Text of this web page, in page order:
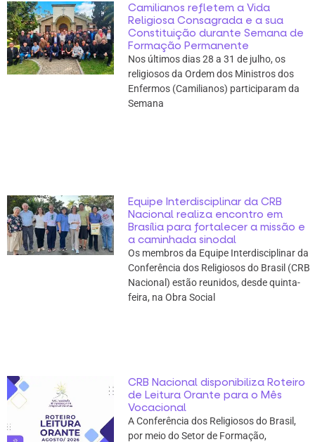
Camilianos refletem a Vida
Religiosa Consagrada e a sua
Constituição durante Semana de
Formação Permanente
Nos últimos dias 28 a 31 de julho, os
religiosos da Ordem dos Ministros dos
Enfermos (Camilianos) participaram da
Semana
Equipe Interdisciplinar da CRB
Nacional realiza encontro em
Brasília para fortalecer a missão e
a caminhada sinodal
Os membros da Equipe Interdisciplinar da
Conferência dos Religiosos do Brasil (CRB
Nacional) estão reunidos, desde quinta-
feira, na Obra Social
CRB Nacional disponibiliza Roteiro
de Leitura Orante para o Mês
Vocacional
A Conferência dos Religiosos do Brasil,
por meio do Setor de Formação,